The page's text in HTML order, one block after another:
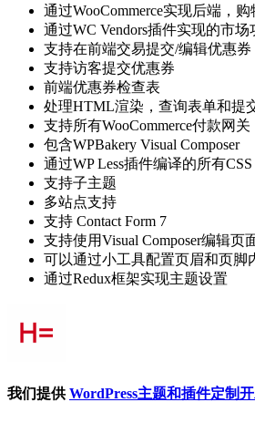
通过WooCommerce实现后端，
通过WC Vendors插件实现的市场
支持在前端交易提交/编辑优惠券
支持访客提交优惠券
前端优惠券检查表
处理HTML渲染，查询表单和提
支持所有WooCommerce付款网关
包含WPBakery Visual Composer
通过WP Less插件编译的所有CSS
支持子主题
多站点支持
支持 Contact Form 7
支持使用Visual Composer编辑页
可以通过小工具配置页眉和页脚
通过Redux框架实现主题设置
我们提供WordPress主题和插件定制